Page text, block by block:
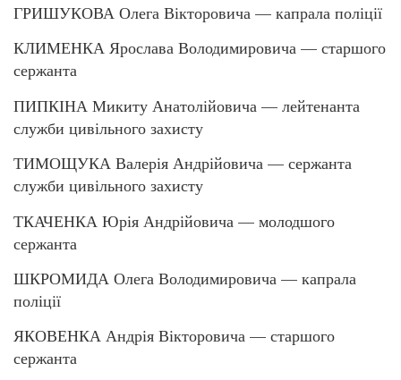
ГРИШУКОВА Олега Вікторовича — капрала поліції
КЛИМЕНКА Ярослава Володимировича — старшого
сержанта
ПИПКІНА Микиту Анатолійовича — лейтенанта
служби цивільного захисту
ТИМОЩУКА Валерія Андрійовича — сержанта
служби цивільного захисту
ТКАЧЕНКА Юрія Андрійовича — молодшого
сержанта
ШКРОМИДА Олега Володимировича — капрала
поліції
ЯКОВЕНКА Андрія Вікторовича — старшого
сержанта